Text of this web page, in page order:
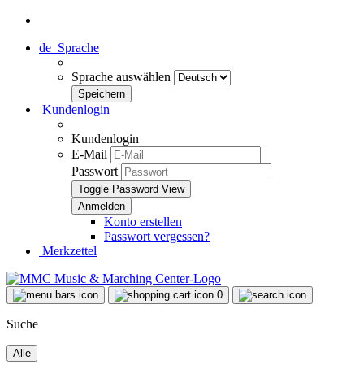
de Sprache
Sprache auswählen
Kundenlogin
Kundenlogin
E-Mail
Passwort
Toggle Password View
Konto erstellen
Passwort vergessen?
Merkzettel
0
Suche
Alle